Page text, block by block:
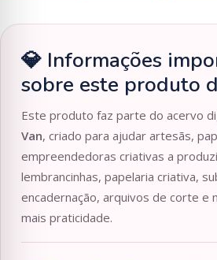
💎 Informações
sobre este produto
Este produto faz parte do acervo
Van, criado para ajudar artesãs,
empreendedoras criativas a
lembrancinhas, papelaria criativa,
encadernação, arquivos de corte e
mais praticidade.